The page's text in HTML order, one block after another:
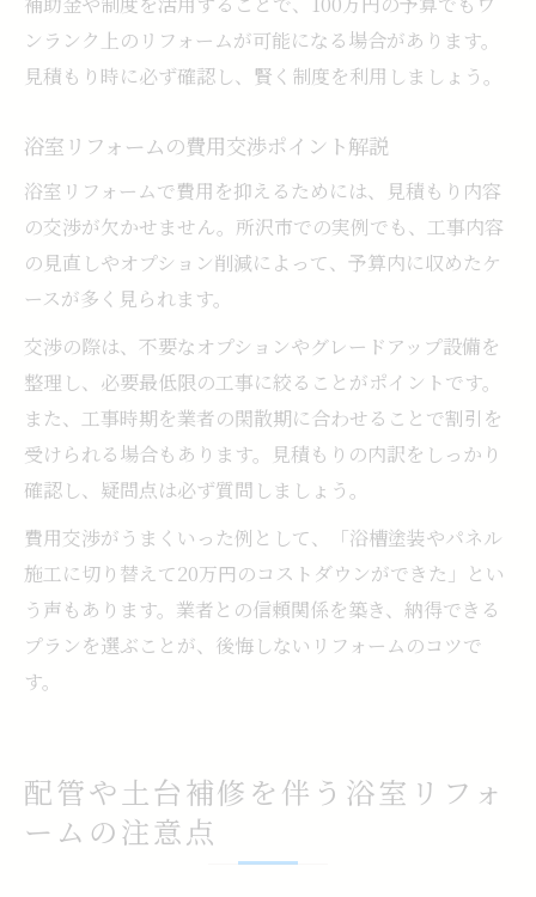
ンランク上のリフォームが可能になる場合があります。
見積もり時に必ず確認し、賢く制度を利用しましょう。
浴室リフォームの費用交渉ポイント解説
浴室リフォームで費用を抑えるためには、見積もり内容
の交渉が欠かせません。所沢市での実例でも、工事内容
の見直しやオプション削減によって、予算内に収めたケ
ースが多く見られます。
交渉の際は、不要なオプションやグレードアップ設備を
整理し、必要最低限の工事に絞ることがポイントです。
また、工事時期を業者の閑散期に合わせることで割引を
受けられる場合もあります。見積もりの内訳をしっかり
確認し、疑問点は必ず質問しましょう。
費用交渉がうまくいった例として、「浴槽塗装やパネル
施工に切り替えて20万円のコストダウンができた」とい
う声もあります。業者との信頼関係を築き、納得できる
プランを選ぶことが、後悔しないリフォームのコツで
す。
配管や土台補修を伴う浴室リフォ
ームの注意点